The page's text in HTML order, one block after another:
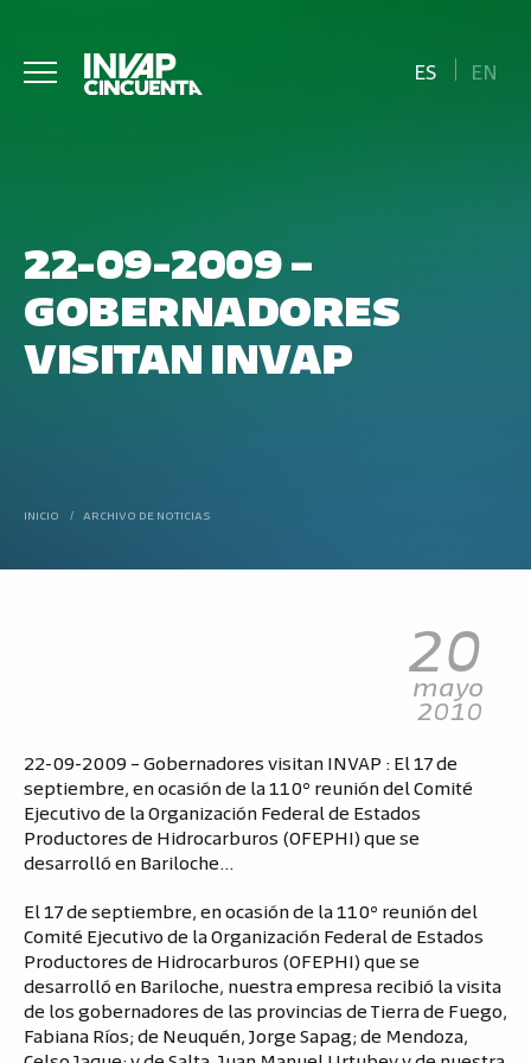
ES EN
22-09-2009 –
GOBERNADORES
VISITAN INVAP
INICIO / ARCHIVO DE NOTICIAS
20
mayo
2010
22-09-2009 – Gobernadores visitan INVAP : El 17 de
septiembre, en ocasión de la 110º reunión del Comité
Ejecutivo de la Organización Federal de Estados
Productores de Hidrocarburos (OFEPHI) que se
desarrolló en Bariloche…
El 17 de septiembre, en ocasión de la 110º reunión del
Comité Ejecutivo de la Organización Federal de Estados
Productores de Hidrocarburos (OFEPHI) que se
desarrolló en Bariloche, nuestra empresa recibió la visita
de los gobernadores de las provincias de Tierra de Fuego,
Fabiana Ríos; de Neuquén, Jorge Sapag; de Mendoza,